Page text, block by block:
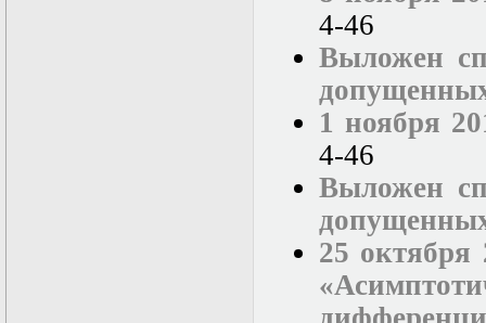
4-46
Выложен
1 ноября
4-46
Выложен
25 октября